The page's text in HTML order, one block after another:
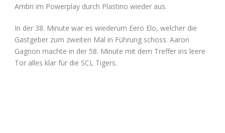
Ambri im Powerplay durch Plastino wieder aus.
In der 38. Minute war es wiederum Eero Elo, welcher die
Gastgeber zum zweiten Mal in Führung schoss. Aaron
Gagnon machte in der 58. Minute mit dem Treffer ins leere
Tor alles klar für die SCL Tigers.